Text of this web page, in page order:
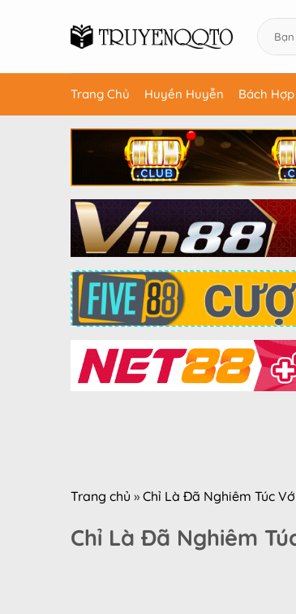
Trang Chủ Huyền Huyễn Bách Hợp
Trang chủ » Chỉ Là Đã Nghiêm Túc
Chỉ Là Đã Nghiêm